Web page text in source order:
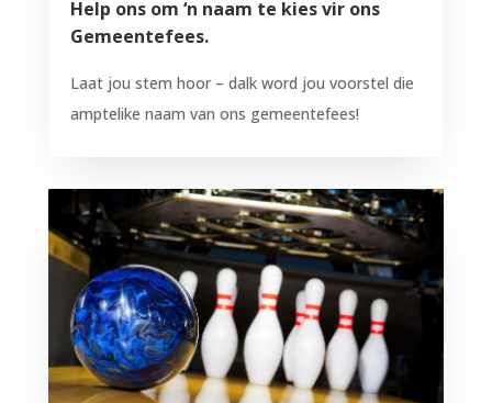
Help ons om ‘n naam te kies vir ons
Gemeentefees.
Laat jou stem hoor – dalk word jou voorstel die
amptelike naam van ons gemeentefees!